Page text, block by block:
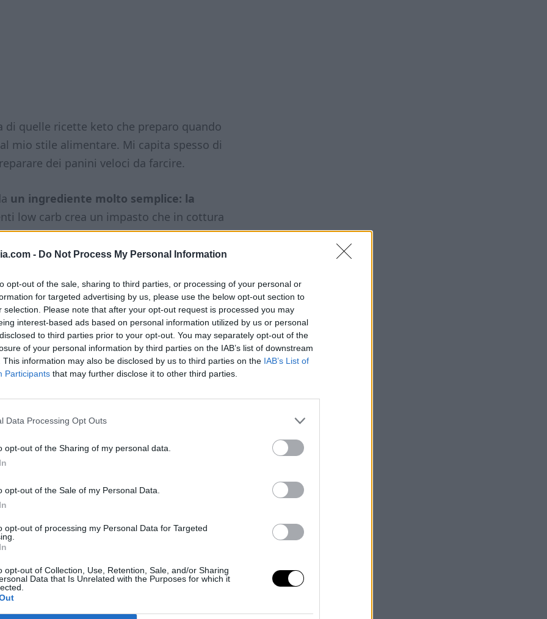
- Do Not Process My Personal Information
opt-out of the sale, sharing to third parties, or processing of your personal or
for targeted advertising by us, please use the below opt-out section to
selection. Please note that after your opt-out request is processed you may
interest-based ads based on personal information utilized by us or personal
to third parties prior to your opt-out. You may separately opt-out of the
of your personal information by third parties on the IAB’s list of downstream
This information may also be disclosed by us to third parties on the IAB’s List of
Participants that may further disclose it to other third parties.
Data Processing Opt Outs
opt-out of the Sharing of my personal data.
opt-out of the Sale of my Personal Data.
opt-out of processing my Personal Data for Targeted
opt-out of Collection, Use, Retention, Sale, and/or Sharing
Data that Is Unrelated with the Purposes for which it
di quelle ricette keto che preparo quando
mio stile alimentare. Mi capita spesso di
dei panini veloci da farcire.
un ingrediente molto semplice: la
low carb crea un impasto che in cottura
croccante fuori.
ad aria
questa è una di quelle che rifarai